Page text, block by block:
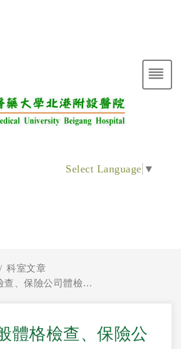
Select Language ▼
科室文章
公司體檢、供膳作業體檢
體格檢查、保險公